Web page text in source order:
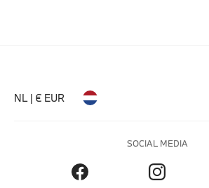
NL | € EUR
SOCIAL MEDIA